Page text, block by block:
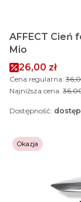
AFFECT Cień
Mio
Cena
26,00 zł
Cena regularna:
Najniższa cena:
Dostępność:
Okazja